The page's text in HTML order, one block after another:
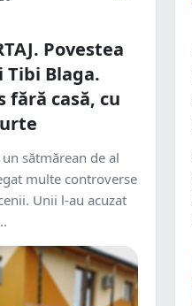
Povestea
Blaga.
fără casă, cu
sătmărean de al
multe controverse
Unii l-au acuzat